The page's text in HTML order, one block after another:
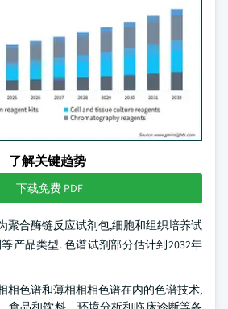
了解关键趋势
下载免费 PDF
聚合酶链反应试剂包,细胞和组织培养试
产品类型. 色谱试剂部分估计到2032年
相色谱和薄相相相色谱在内的色谱技术,